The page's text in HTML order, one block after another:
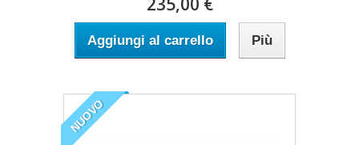
Aggiungi al carrello Più
NUOVO